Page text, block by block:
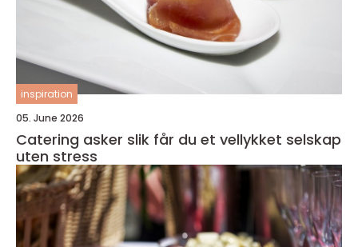
inspiration
05. June 2026
Catering asker slik får du et vellykket selskap
uten stress